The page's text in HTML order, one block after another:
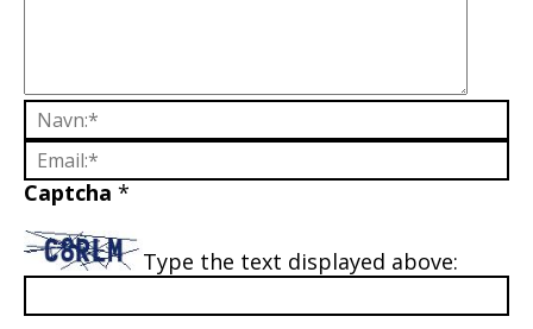
Captcha *
Type the text displayed above: